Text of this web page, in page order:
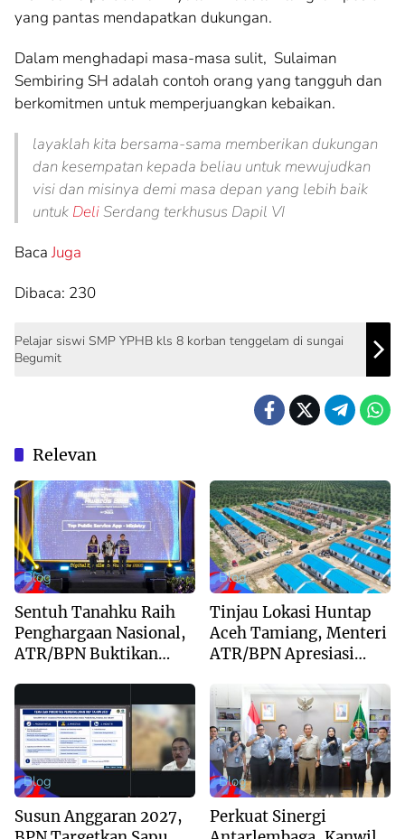
yang pantas mendapatkan dukungan.
Dalam menghadapi masa-masa sulit, Sulaiman
Sembiring SH adalah contoh orang yang tangguh dan
berkomitmen untuk memperjuangkan kebaikan.
layaklah kita bersama-sama memberikan dukungan
dan kesempatan kepada beliau untuk mewujudkan
visi dan misinya demi masa depan yang lebih baik
untuk DeliSerdang terkhusus Dapil VI
BacaJuga
Dibaca: 230
Pelajar siswi SMP YPHB kls 8 korban tenggelam di sungai
Begumit
Relevan
Blog
Sentuh Tanahku Raih
Penghargaan Nasional,
ATR/BPN Buktikan
Blog
Tinjau Lokasi Huntap
Aceh Tamiang, Menteri
ATR/BPN Apresiasi
Buddha Tzu Chi dan
Aguan
Blog
Susun Anggaran 2027,
Blog
Perkuat Sinergi